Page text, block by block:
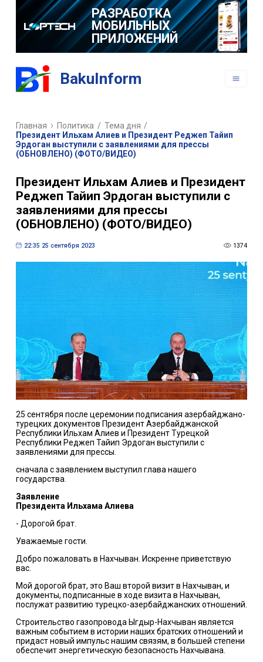
РАЗРАБОТКА
МОБИЛЬНЫХ
ПРИЛОЖЕНИЙ
BakuInform
Главная Политика / Тема дня /
Президент Ильхам Алиев и Президент Реджеп Тайип
Эрдоган выступили с заявлениями для прессы
(ОБНОВЛЕНО) (ФОТО/ВИДЕО)
Президент Ильхам Алиев и Президент
Реджеп Тайип Эрдоган выступили с
заявлениями для прессы
(ОБНОВЛЕНО) (ФОТО/ВИДЕО)
22:35 25 сентября 2023 1374
25 сентября после церемонии подписания азербайджано-
турецких документов Президент Азербайджанской
Республики Ильхам Алиев и Президент Турецкой
Республики Реджеп Тайип Эрдоган выступили с
заявлениями для прессы.
сначала с заявлением выступил глава нашего
государства.
Заявление
Президента Ильхама Алиева
- Дорогой брат.
Уважаемые гости.
Добро пожаловать в Нахчыван. Искренне приветствую
вас.
Мой дорогой брат, это Ваш второй визит в Нахчыван, и
документы, подписанные в ходе визита в Нахчыван,
послужат развитию турецко-азербайджанских отношений.
Строительство газопровода Ыгдыр-Нахчыван является
важным событием в истории наших братских отношений и
придаст новый импульс нашим связям, в большей степени
обеспечит энергетическую безопасность Нахчывана.